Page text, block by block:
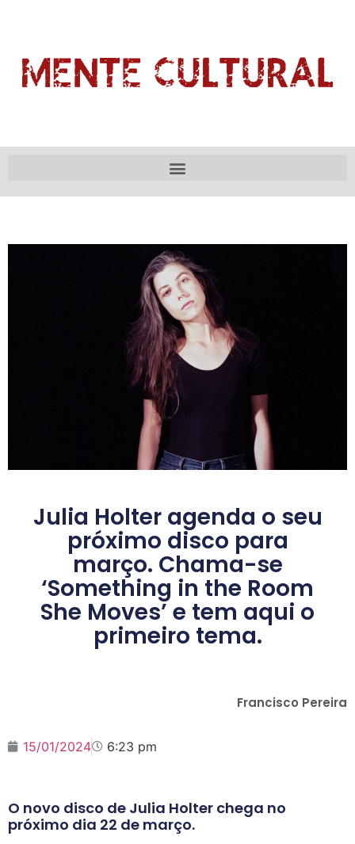
Julia Holter agenda o seu
próximo disco para
março. Chama-se
‘Something in the Room
She Moves’ e tem aqui o
primeiro tema.
Francisco Pereira
15/01/2024 6:23 pm
O novo disco de Julia Holter chega no
próximo dia 22 de março.